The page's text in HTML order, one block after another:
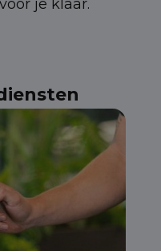
je klaar.